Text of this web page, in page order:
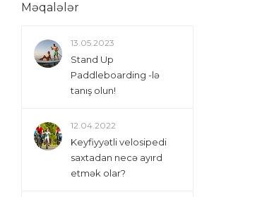
Məqalələr
13.05.2023
Stand Up
Paddleboarding -lə
tanış olun!
12.04.2022
Keyfiyyətli velosipedi
saxtadan necə ayırd
etmək olar?